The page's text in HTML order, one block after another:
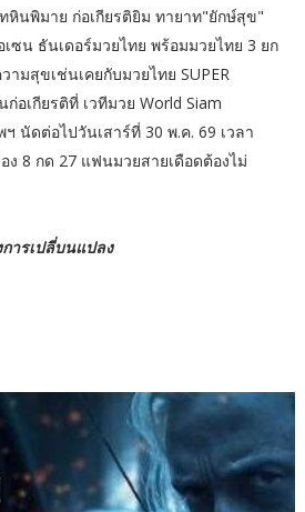
หินพิมาย ก่อเกียรติยิม ทายาท"ยักษ์สุข"
ซน ธันเดอร์มวยไทย พร้อมมวยไทย 3 ยก
มสุขเช่นเคยกับมวยไทย SUPER
อเกียรติที่ เวทีมวย World Siam
นัดต่อไปวันเสาร์ที่ 30 พ.ค. 69 เวลา
ง 8 กด 27 แฟนมวยสายเดือดต้องไม่
ารเปลี่บนแปลง